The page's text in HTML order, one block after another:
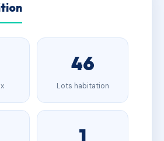
46
Lots habitation
1